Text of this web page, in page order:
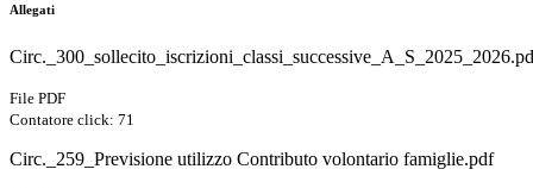
Allegati
File PDF
Contatore click: 71
Circ._259_Previsione utilizzo Contributo volontario famiglie.pdf